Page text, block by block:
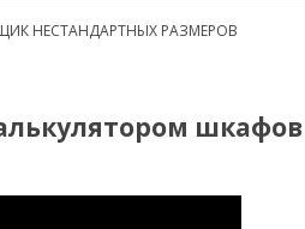
НЕСТАНДАРТНЫХ РАЗМЕРОВ
шкафов